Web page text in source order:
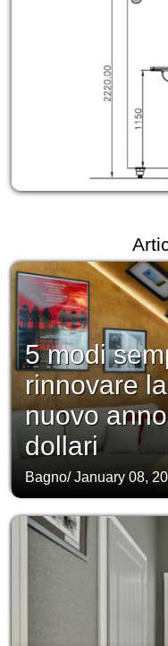
5 modi
rinnovare
nuovo
dollari
Bagno/January 08,